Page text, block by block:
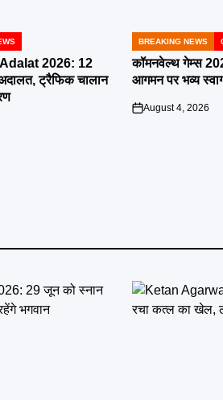
2026: 12
ट्रैफिक चालान
POSTED
IN
BREAKING NEWS
कॉमनवेल्थ गेम्स
आगमन पर भव्य
on
August 4, 2026